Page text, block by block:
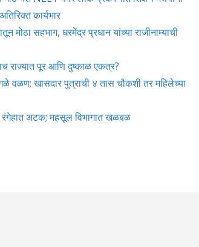
कार्यभार
मोठा सहभाग, धरमेंद्र प्रधान यांच्या राजीनाम्याची
राज्यात पूर आणि दुष्काळ एकत्र?
वळण; खासदार पुत्राची ४ तास चौकशी तर महिलेच्या
अटक; महसूल विभागात खळबळ